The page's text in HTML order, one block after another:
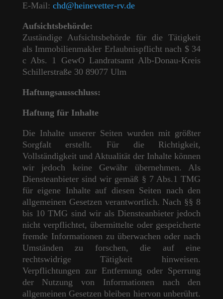
E-Mail: chd@heinevetter-rv.de
Aufsichtsbehörde:
Zuständige Aufsichtsbehörde für die Tätigkeit
als Immobilienmakler Erlaubnispflicht nach $ 34
c Abs. 1 GewO Landratsamt Alb-Donau-Kreis
Schillerstraße 30 89077 Ulm
Haftungsausschluss:
Haftung für Inhalte
Die Inhalte unserer Seiten wurden mit größter
Sorgfalt erstellt. Für die Richtigkeit,
Vollständigkeit und Aktualität der Inhalte können
wir jedoch keine Gewähr übernehmen. Als
Diensteanbieter sind wir gemäß § 7 Abs.1 TMG
für eigene Inhalte auf diesen Seiten nach den
allgemeinen Gesetzen verantwortlich. Nach §§ 8
bis 10 TMG sind wir als Diensteanbieter jedoch
nicht verpflichtet, übermittelte oder gespeicherte
fremde Informationen zu überwachen oder nach
Umständen zu forschen, die auf eine
rechtswidrige Tätigkeit hinweisen.
Verpflichtungen zur Entfernung oder Sperrung
der Nutzung von Informationen nach den
allgemeinen Gesetzen bleiben hiervon unberührt.